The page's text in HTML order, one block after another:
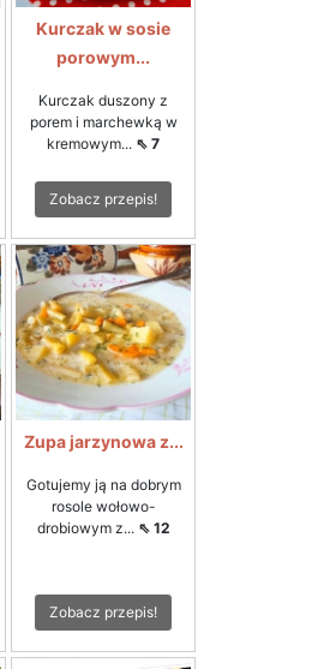
Kurczak w sosie
porowym...
Kurczak duszony z
porem i marchewką w
kremowym... ⇖ 7
Zobacz przepis!
Zupa jarzynowa z...
Gotujemy ją na dobrym
rosole wołowo-
drobiowym z... ⇖ 12
Zobacz przepis!